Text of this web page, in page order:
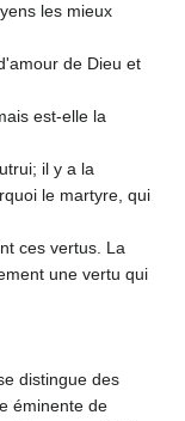
les mieux
de Dieu et
est-elle la
il y a la
le martyre, qui
ces vertus. La
une vertu qui
distin­gue des
éminente de